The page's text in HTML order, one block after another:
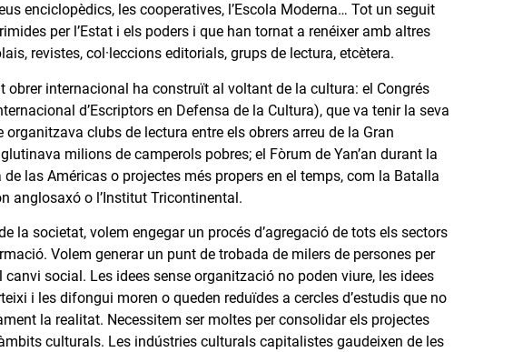
enciclopèdics, les cooperatives, l’Escola Moderna… Tot un seguit
per l’Estat i els poders i que han tornat a renéixer amb altres
revistes, col·leccions editorials, grups de lectura, etcètera.
internacional ha construït al voltant de la cultura: el Congrés
d’Escriptors en Defensa de la Cultura), que va tenir la seva
clubs de lectura entre els obrers arreu de la Gran
milions de camperols pobres; el Fòrum de Yan’an durant la
las Américas o projectes més propers en el temps, com la Batalla
anglosaxó o l’Institut Tricontinental.
la societat, volem engegar un procés d’agregació de tots els sectors
Volem generar un punt de trobada de milers de persones per
social. Les idees sense organització no poden viure, les idees
i les difongui moren o queden reduïdes a cercles d’estudis que no
la realitat. Necessitem ser moltes per consolidar els projectes
culturals. Les indústries culturals capitalistes gaudeixen de les